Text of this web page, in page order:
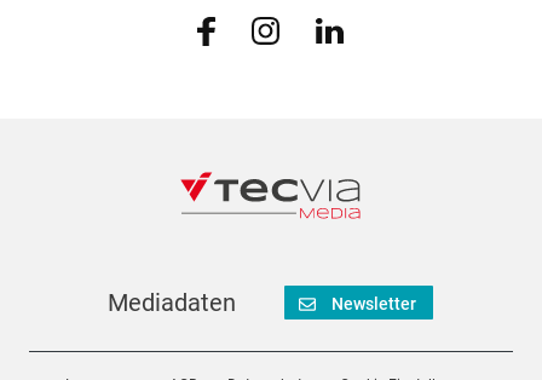
Mediadaten Newsletter